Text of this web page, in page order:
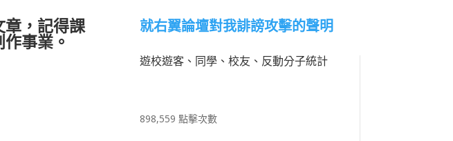
章，記得課
事業。
就右翼論壇對我誹謗攻擊的聲明
遊校遊客、同學、校友、反動分子統計
898,559 點擊次數